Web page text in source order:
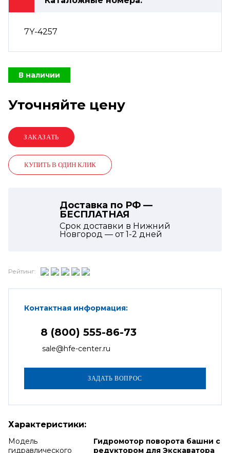
7Y-4257
В наличии
Уточняйте цену
КУПИТЬ В ОДИН КЛИК
Доставка по РФ —
БЕСПЛАТНАЯ
Срок доставки в Нижний
Новгород — от1-2 дней
Рейтинг:
Контактная информация:
8 (800) 555-86-73
sale@hfe-center.ru
Характеристики:
Модель
гидравлического
Гидромотор поворота башни с
редуктором для Экскаватора